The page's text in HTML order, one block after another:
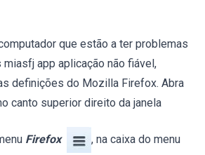
que estão a ter problemas
app aplicação não fiável,
definições do Mozilla Firefox. Abra
canto superior direito da janela
Firefox , na caixa do menu